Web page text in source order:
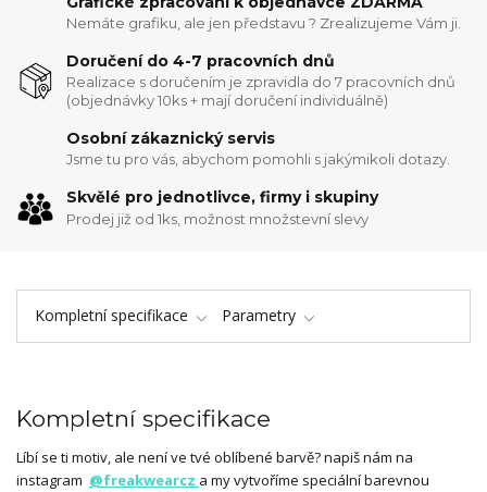
Nemáte grafiku, ale jen představu ? Zrealizujeme Vám ji.
Doručení do 4-7 pracovních dnů
Realizace s doručením je zpravidla do 7 pracovních dnů
(objednávky 10ks + mají doručení individuálně)
Osobní zákaznický servis
Jsme tu pro vás, abychom pomohli s jakýmikoli dotazy.
Skvělé pro jednotlivce, firmy i skupiny
Prodej již od 1ks, možnost množstevní slevy
Kompletní specifikace Parametry
Kompletní specifikace
Líbí se ti motiv, ale není ve tvé oblíbené barvě? napiš nám na
instagram @freakwearcz a my vytvoříme speciální barevnou